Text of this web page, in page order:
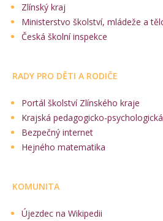
Zlínský kraj
Ministerstvo školství, mládeže a
Česká školní inspekce
RADY PRO DĚTI A RODIČE
Portál školství Zlínského kraje
Krajská pedagogicko-
Bezpečný internet
Hejného matematika
KOMUNITA
Újezdec na Wikipedii